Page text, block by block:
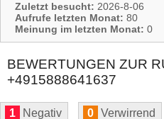
Zuletzt besucht: 2026-8-06
Aufrufe letzten Monat: 80
Meinung im letzten Monat: 0
BEWERTUNGEN ZUR
+4915888641637
1 Negativ 0 Verwirrend